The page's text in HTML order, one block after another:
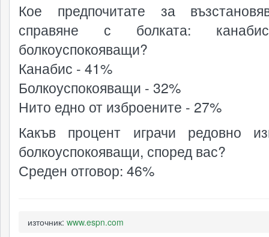
Кое предпочитате за
справяне с болката:
болкоуспокояващи?
Канабис - 41%
Болкоуспокояващи - 32%
Нито едно от изброените - 27%
Какъв процент играчи редовно
болкоуспокояващи, според вас?
Среден отговор: 46%
източник: www.espn.com